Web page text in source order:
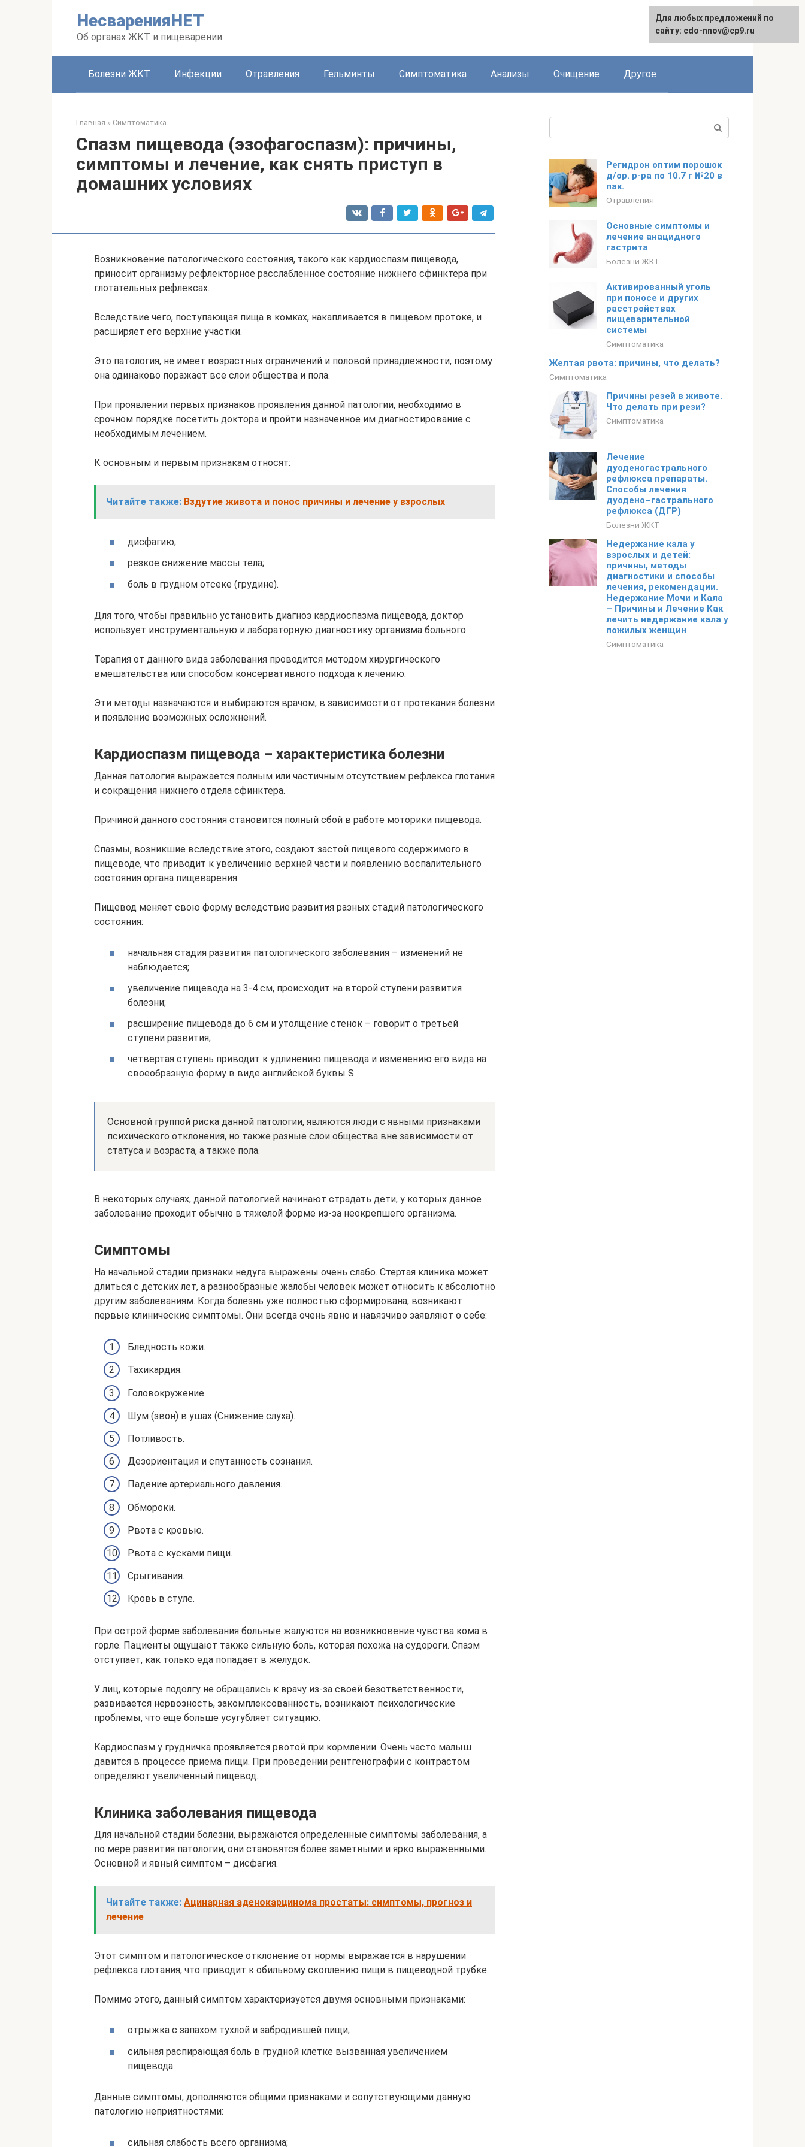
НесваренияНЕТ
Об органах ЖКТ и пищеварении
Болезни ЖКТ Инфекции Отравления Гельминты Симптоматика Анализы Очищение Другое
Главная » Симптоматика
Спазм пищевода (эзофагоспазм): причины,
симптомы и лечение, как снять приступ в
домашних условиях
Возникновение патологического состояния, такого как кардиоспазм пищевода,
приносит организму рефлекторное расслабленное состояние нижнего сфинктера при
глотательных рефлексах.
Вследствие чего, поступающая пища в комках, накапливается в пищевом протоке, и
расширяет его верхние участки.
Это патология, не имеет возрастных ограничений и половой принадлежности, поэтому
она одинаково поражает все слои общества и пола.
При проявлении первых признаков проявления данной патологии, необходимо в
срочном порядке посетить доктора и пройти назначенное им диагностирование с
необходимым лечением.
К основным и первым признакам относят:
Читайте также: Вздутие живота и понос причины и лечение у взрослых
дисфагию;
резкое снижение массы тела;
боль в грудном отсеке (грудине).
Для того, чтобы правильно установить диагноз кардиоспазма пищевода, доктор
использует инструментальную и лабораторную диагностику организма больного.
Терапия от данного вида заболевания проводится методом хирургического
вмешательства или способом консервативного подхода к лечению.
Эти методы назначаются и выбираются врачом, в зависимости от протекания болезни
и появление возможных осложнений.
Кардиоспазм пищевода – характеристика болезни
Данная патология выражается полным или частичным отсутствием рефлекса глотания
и сокращения нижнего отдела сфинктера.
Причиной данного состояния становится полный сбой в работе моторики пищевода.
Спазмы, возникшие вследствие этого, создают застой пищевого содержимого в
пищеводе, что приводит к увеличению верхней части и появлению воспалительного
состояния органа пищеварения.
Пищевод меняет свою форму вследствие развития разных стадий патологического
состояния:
начальная стадия развития патологического заболевания – изменений не
наблюдается;
увеличение пищевода на 3-4 см, происходит на второй ступени развития
болезни;
расширение пищевода до 6 см и утолщение стенок – говорит о третьей
ступени развития;
четвертая ступень приводит к удлинению пищевода и изменению его вида на
своеобразную форму в виде английской буквы S.
Основной группой риска данной патологии, являются люди с явными признаками
психического отклонения, но также разные слои общества вне зависимости от
статуса и возраста, а также пола.
В некоторых случаях, данной патологией начинают страдать дети, у которых данное
заболевание проходит обычно в тяжелой форме из-за неокрепшего организма.
Симптомы
На начальной стадии признаки недуга выражены очень слабо. Стертая клиника может
длиться с детских лет, а разнообразные жалобы человек может относить к абсолютно
другим заболеваниям. Когда болезнь уже полностью сформирована, возникают
первые клинические симптомы. Они всегда очень явно и навязчиво заявляют о себе:
Бледность кожи.
Тахикардия.
Головокружение.
Шум (звон) в ушах (Снижение слуха).
Потливость.
Дезориентация и спутанность сознания.
Падение артериального давления.
Обмороки.
Рвота с кровью.
Рвота с кусками пищи.
Срыгивания.
Кровь в стуле.
При острой форме заболевания больные жалуются на возникновение чувства кома в
горле. Пациенты ощущают также сильную боль, которая похожа на судороги. Спазм
отступает, как только еда попадает в желудок.
У лиц, которые подолгу не обращались к врачу из-за своей безответственности,
развивается нервозность, закомплексованность, возникают психологические
проблемы, что еще больше усугубляет ситуацию.
Кардиоспазм у грудничка проявляется рвотой при кормлении. Очень часто малыш
давится в процессе приема пищи. При проведении рентгенографии с контрастом
определяют увеличенный пищевод.
Клиника заболевания пищевода
Для начальной стадии болезни, выражаются определенные симптомы заболевания, а
по мере развития патологии, они становятся более заметными и ярко выраженными.
Основной и явный симптом – дисфагия.
Читайте также: Ацинарная аденокарцинома простаты: симптомы, прогноз и
лечение
Этот симптом и патологическое отклонение от нормы выражается в нарушении
рефлекса глотания, что приводит к обильному скоплению пищи в пищеводной трубке.
Помимо этого, данный симптом характеризуется двумя основными признаками:
отрыжка с запахом тухлой и забродившей пищи;
сильная распирающая боль в грудной клетке вызванная увеличением
пищевода.
Данные симптомы, дополняются общими признаками и сопутствующими данную
патологию неприятностями:
сильная слабость всего организма;
Регидрон оптим порошок
д/ор. р-ра по 10.7 г №20 в
пак.
Отравления
Основные симптомы и
лечение анацидного
гастрита
Болезни ЖКТ
Активированный уголь
при поносе и других
расстройствах
пищеварительной
системы
Симптоматика
Желтая рвота: причины, что делать?
Симптоматика
Причины резей в животе.
Что делать при рези?
Симптоматика
Лечение
дуоденогастрального
рефлюкса препараты.
Способы лечения
дуодено–гастрального
рефлюкса (ДГР)
Болезни ЖКТ
Недержание кала у
взрослых и детей:
причины, методы
диагностики и способы
лечения, рекомендации.
Недержание Мочи и Кала
– Причины и Лечение Как
лечить недержание кала у
пожилых женщин
Симптоматика
Для любых предложений по
сайту: cdo-nnov@cp9.ru